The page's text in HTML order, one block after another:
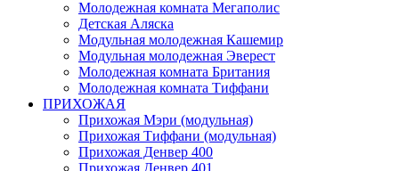
Молодежная комната Мегаполис
Детская Аляска
Модульная молодежная Кашемир
Модульная молодежная Эверест
Молодежная комната Британия
Молодежная комната Тиффани
ПРИХОЖАЯ
Прихожая Мэри (модульная)
Прихожая Тиффани (модульная)
Прихожая Денвер 400
Прихожая Денвер 401